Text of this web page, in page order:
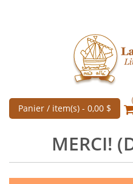
Panier / item(s) - 0,00 $
MERCI!